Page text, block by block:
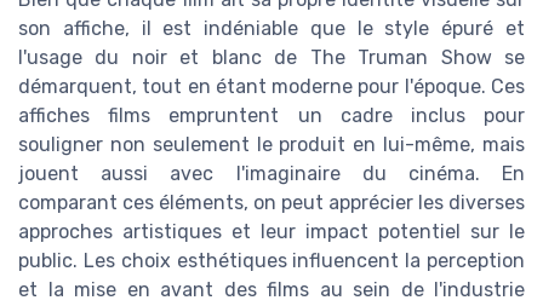
son affiche, il est indéniable que le style épuré et
l'usage du noir et blanc de The Truman Show se
démarquent, tout en étant moderne pour l'époque. Ces
affiches films empruntent un cadre inclus pour
souligner non seulement le produit en lui-même, mais
jouent aussi avec l'imaginaire du cinéma. En
comparant ces éléments, on peut apprécier les diverses
approches artistiques et leur impact potentiel sur le
public. Les choix esthétiques influencent la perception
et la mise en avant des films au sein de l'industrie